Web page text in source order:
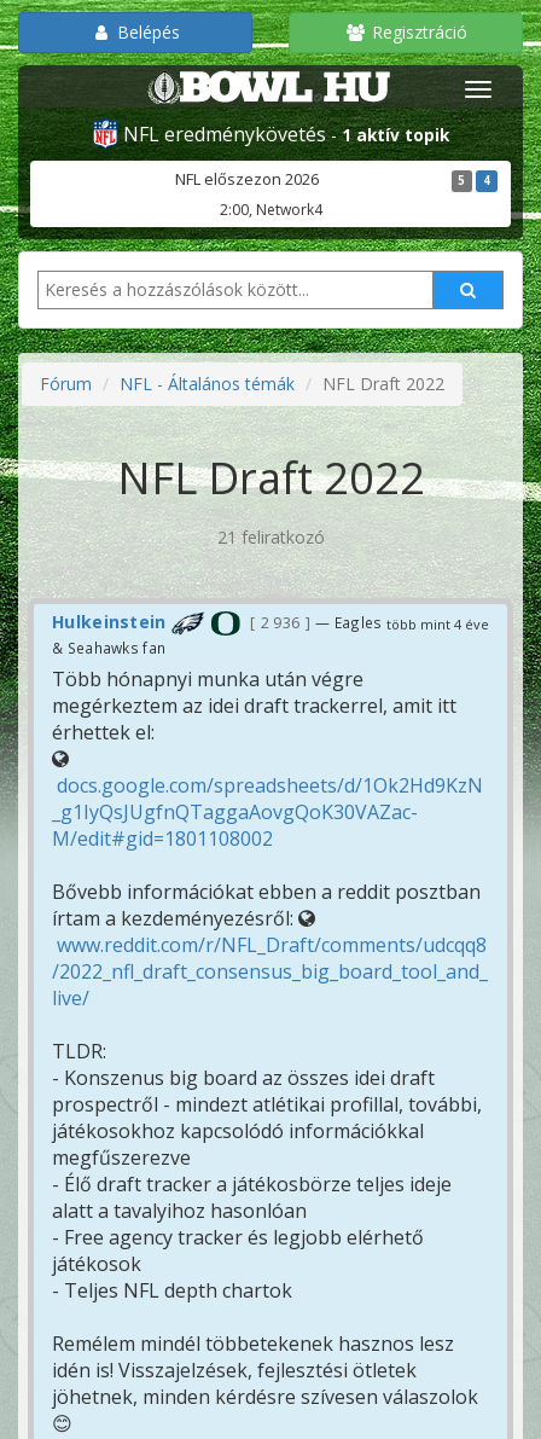
Belépés Regisztráció
NFL eredménykövetés -1 aktív topik
NFL előszezon 2026 5 4
2:00, Network4
Fórum NFL - Általános témák NFL Draft 2022
NFL Draft 2022
21 feliratkozó
több mint 4 éve
Hulkeinstein 2 936
— Eagles
& Seahawks fan
Több hónapnyi munka után végre
megérkeztem az idei draft trackerrel, amit itt
érhettek el:
docs.google.com/spreadsheets/d/1Ok2Hd9KzN
_g1IyQsJUgfnQTaggaAovgQoK30VAZac-
M/edit#gid=1801108002
Bővebb információkat ebben a reddit posztban
írtam a kezdeményezésről:
www.reddit.com/r/NFL_Draft/comments/udcqq8
/2022_nfl_draft_consensus_big_board_tool_and_
live/
TLDR:
- Konszenus big board az összes idei draft
prospectről - mindezt atlétikai profillal, további,
játékosokhoz kapcsolódó információkkal
megfűszerezve
- Élő draft tracker a játékosbörze teljes ideje
alatt a tavalyihoz hasonlóan
- Free agency tracker és legjobb elérhető
játékosok
- Teljes NFL depth chartok
Remélem mindél többetekenek hasznos lesz
idén is! Visszajelzések, fejlesztési ötletek
jöhetnek, minden kérdésre szívesen válaszolok
😊